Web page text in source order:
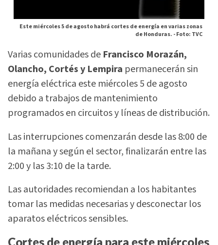
Este miércoles 5 de agosto habrá cortes de energía en varias zonas
de Honduras. -Foto: TVC
Varias comunidades de Francisco Morazán,
Olancho, Cortés y Lempira permanecerán sin
energía eléctrica este miércoles 5 de agosto
debido a trabajos de mantenimiento
programados en circuitos y líneas de distribución.
Las interrupciones comenzarán desde las 8:00 de
la mañana y según el sector, finalizarán entre las
2:00 y las 3:10 de la tarde.
Las autoridades recomiendan a los habitantes
tomar las medidas necesarias y desconectar los
aparatos eléctricos sensibles.
Cortes de energía para este miércoles